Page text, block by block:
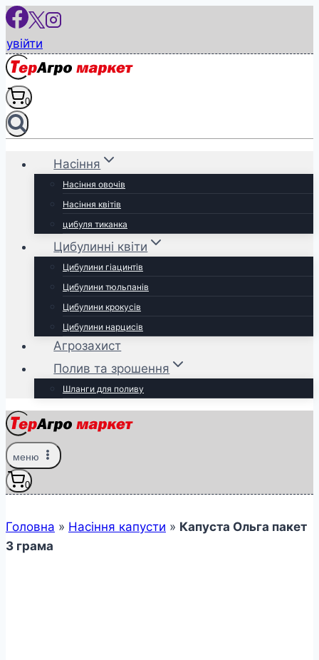
Перейти
вмісту
увійти
0
Насіння
Насіння овочів
Насіння квітів
цибуля тиканка
Цибулинні квіти
Цибулини гіацинтів
Цибулини тюльпанів
Цибулини крокусів
Цибулини нарцисів
Агрозахист
Полив та зрошення
Шланги для поливу
меню
0
Головна » Насіння капусти » Капуста Ольга пакет
3 грама